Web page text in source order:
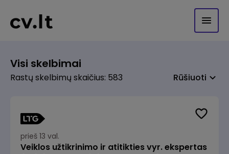
Visi skelbimai
Rastų skelbimų skaičius: 583 Rūšiuoti
prieš 13 val.
Veiklos užtikrinimo ir atitikties vyr. ekspertas